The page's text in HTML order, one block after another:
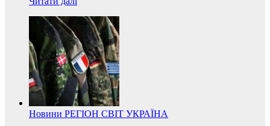
Новини РЕГІОН СВІТ УКРАЇНА